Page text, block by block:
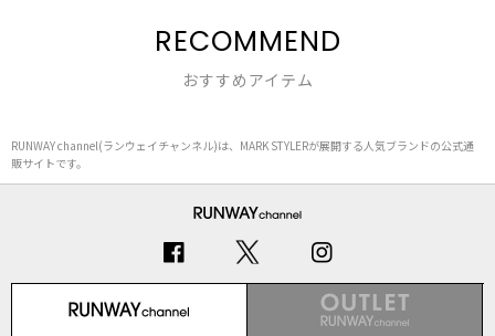
RECOMMEND
おすすめアイテム
RUNWAY channel(ランウェイチャンネル)は、MARK STYLERが展開する人気ブランドの公式通
販サイトです。